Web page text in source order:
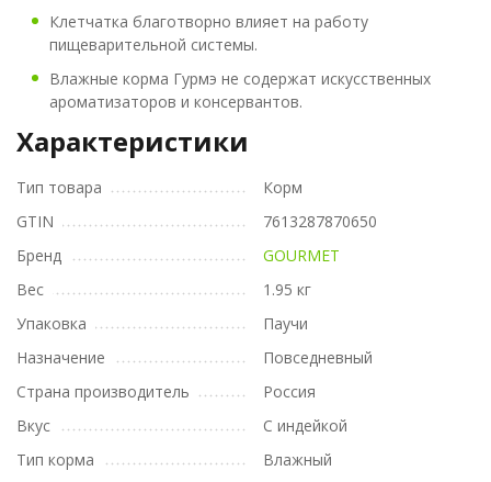
Клетчатка благотворно влияет на работу
пищеварительной системы.
Влажные корма Гурмэ не содержат искусственных
ароматизаторов и консервантов.
Характеристики
Тип товара
Корм
GTIN
7613287870650
Бренд
GOURMET
Вес
1.95 кг
Упаковка
Паучи
Назначение
Повседневный
Страна производитель
Россия
Вкус
С индейкой
Тип корма
Влажный